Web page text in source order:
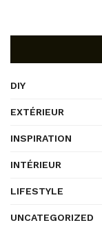
DIY
EXTÉRIEUR
INSPIRATION
INTÉRIEUR
LIFESTYLE
UNCATEGORIZED